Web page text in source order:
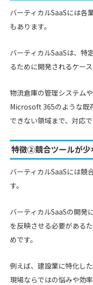
バーティカルSaaSには各
もあります。
バーティカルSaaSは、特
るために開発されるケース
物流倉庫の管理システム
Microsoft 365のような既
できない領域まで、対応
特徴②競合ツールが少
バーティカルSaaSには競
す。
バーティカルSaaSの開発
を反映させる必要がある
めです。
例えば、建設業に特化し
現場ならではの悩みや効